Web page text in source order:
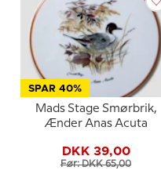
SPAR 40%
Mads Stage Smørbrik,
Ænder Anas Acuta
DKK 39,00
Før: DKK 65,00